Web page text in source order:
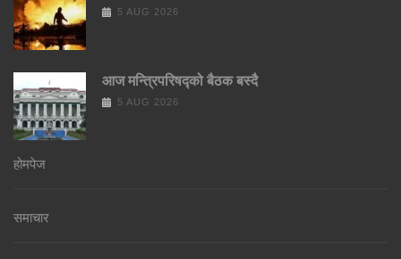
5 AUG 2026
आज मन्त्रिपरिषद्को बैठक बस्दै
5 AUG 2026
होमपेज
समाचार